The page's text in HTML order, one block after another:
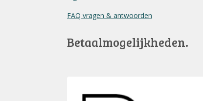
FAQ vragen & antwoorden
Betaalmogelijkheden.